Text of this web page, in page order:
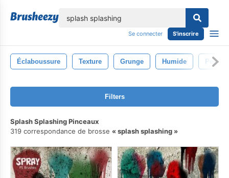
Se connecter S'inscrire
Éclaboussure Texture Grunge Humide Peindre
Filters
Splash Splashing Pinceaux
319 correspondance de brosse
splash splashing